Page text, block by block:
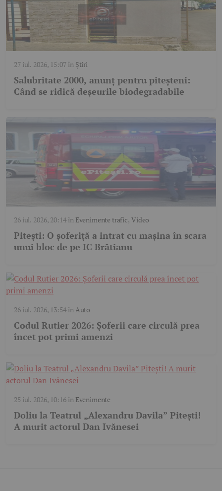
27 iul. 2026, 15:07în Știri
Salubritate 2000, anunț pentru piteșteni:
Când se ridică deșeurile biodegradabile
26 iul. 2026, 20:14în Evenimente trafic, Video
Pitești: O șoferiță a intrat cu mașina în scara
unui bloc de pe IC Brătianu
26 iul. 2026, 13:54în Auto
Codul Rutier 2026: Șoferii care circulă prea
încet pot primi amenzi
25 iul. 2026, 10:16în Evenimente
Doliu la Teatrul „Alexandru Davila” Pitești!
A murit actorul Dan Ivănesei